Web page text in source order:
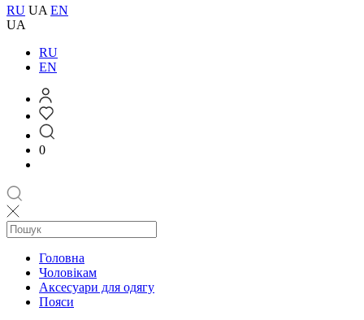
RU UA EN
UA
RU
EN
0
Головна
Чоловікам
Aксесуари для одягу
Пояси